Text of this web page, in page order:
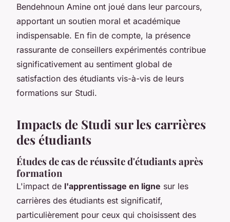
Bendehnoun Amine ont joué dans leur parcours,
apportant un soutien moral et académique
indispensable. En fin de compte, la présence
rassurante de conseillers expérimentés contribue
significativement au sentiment global de
satisfaction des étudiants vis-à-vis de leurs
formations sur Studi.
Impacts de Studi sur les carrières
des étudiants
Études de cas de réussite d'étudiants après
formation
L'impact de l'apprentissage en ligne sur les
carrières des étudiants est significatif,
particulièrement pour ceux qui choisissent des